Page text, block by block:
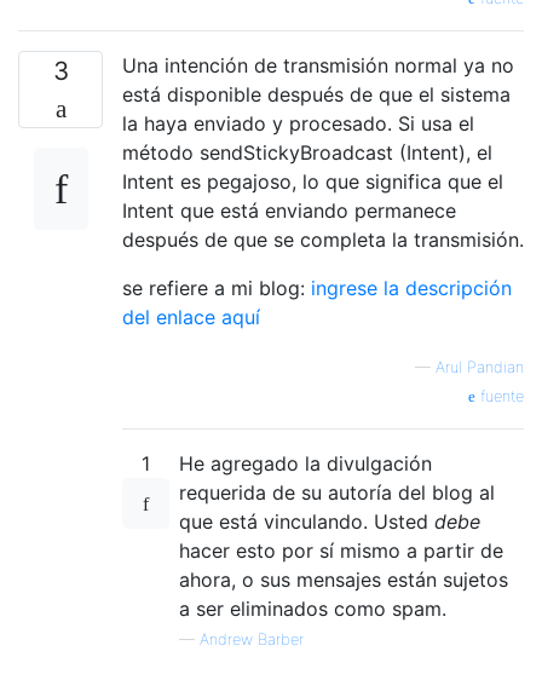
3
Una intención de transmisión normal ya no
está disponible después de que el sistema
la haya enviado y procesado. Si usa el
método sendStickyBroadcast (Intent), el
Intent es pegajoso, lo que significa que el
Intent que está enviando permanece
después de que se completa la transmisión.
se refiere a mi blog: ingrese la descripción
del enlace aquí
— Arul Pandian
fuente
1
He agregado la divulgación
requerida de su autoría del blog al
que está vinculando. Usted debe
hacer esto por sí mismo a partir de
ahora, o sus mensajes están sujetos
a ser eliminados como spam.
— Andrew Barber